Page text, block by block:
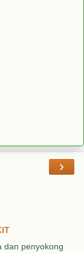
›
dan penyokong